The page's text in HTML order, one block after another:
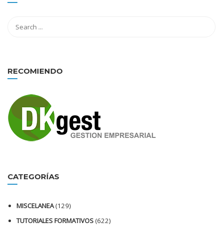
RECOMIENDO
CATEGORÍAS
MISCELANEA(129)
TUTORIALES FORMATIVOS(622)